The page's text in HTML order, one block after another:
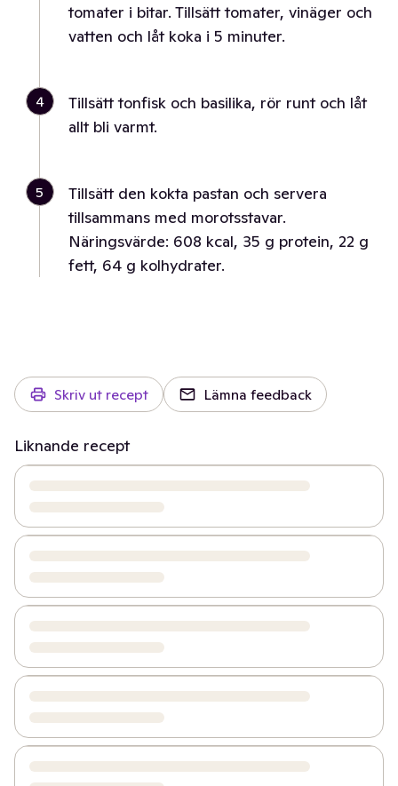
tomater i bitar. Tillsätt tomater, vinäger och
vatten och låt koka i 5 minuter.
4
Tillsätt tonfisk och basilika, rör runt och låt
allt bli varmt.
5
Tillsätt den kokta pastan och servera
tillsammans med morotsstavar.
Näringsvärde: 608 kcal, 35 g protein, 22 g
fett, 64 g kolhydrater.
Skriv ut recept Lämna feedback
Liknande recept